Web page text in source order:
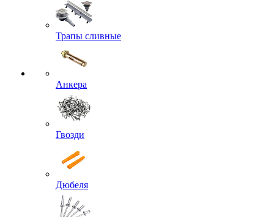
Трапы сливные
Анкера
Гвозди
Дюбеля